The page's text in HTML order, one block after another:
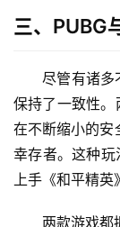
三、PUBG
尽管有诸多
保持了一致性。
在不断缩小的安
幸存者。这种
上手《和平精英
两款游戏都